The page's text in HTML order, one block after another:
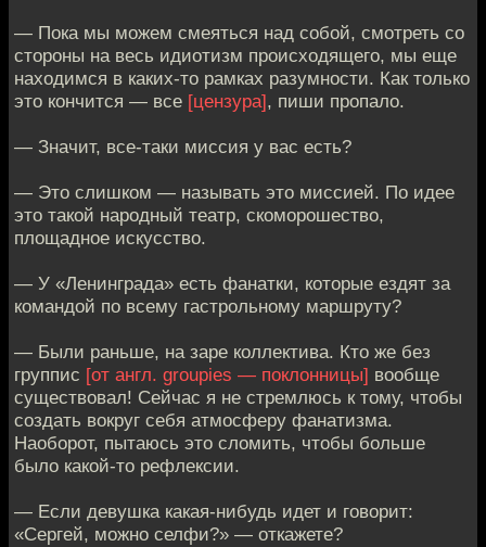
— Пока мы можем смеяться над собой, смотреть со
стороны на весь идиотизм происходящего, мы еще
находимся в каких-то рамках разумности. Как только
это кончится — все [цензура], пиши пропало.
— Значит, все-таки миссия у вас есть?
— Это слишком — называть это миссией. По идее
это такой народный театр, скоморошество,
площадное искусство.
— У «Ленинграда» есть фанатки, которые ездят за
командой по всему гастрольному маршруту?
— Были раньше, на заре коллектива. Кто же без
группис [от англ. groupies — поклонницы] вообще
существовал! Сейчас я не стремлюсь к тому, чтобы
создать вокруг себя атмосферу фанатизма.
Наоборот, пытаюсь это сломить, чтобы больше
было какой-то рефлексии.
— Если девушка какая-нибудь идет и говорит:
«Сергей, можно селфи?» — откажете?